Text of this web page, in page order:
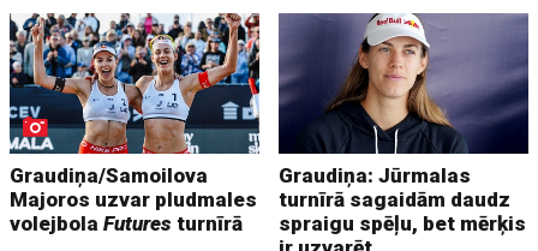
Graudiņa/Samoilova
Majoros uzvar pludmales
volejbolaFutures turnīrā
Graudiņa: Jūrmalas
turnīrā sagaidām daudz
spraigu spēļu, bet mērķis